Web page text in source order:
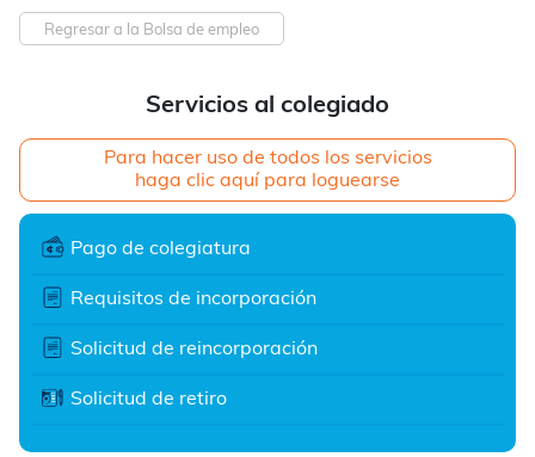
Servicios al colegiado
Para hacer uso de todos los servicios
haga clic aquí para loguearse
Pago de colegiatura
Requisitos de incorporación
Solicitud de reincorporación
Solicitud de retiro
Regresar a la Bolsa de empleo